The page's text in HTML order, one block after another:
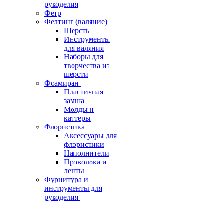
рукоделия
Фетр
Фелтинг (валяние)
Шерсть
Инструменты
для валяния
Наборы для
творчества из
шерсти
Фоамиран
Пластичная
замша
Молды и
каттеры
Флористика
Аксессуары для
флористики
Наполнители
Проволока и
ленты
Фурнитура и
инструменты для
рукоделия